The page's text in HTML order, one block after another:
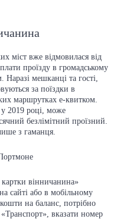
міст вже відмовилася від
проїзду в громадському
мешканці та гості,
за поїздки в
маршрутках е-квитком.
у 2019 році, може
безлімітний проїзний.
з гаманця.
вінничанина»
сайті або в мобільному
на баланс, потрібно
вказати номер